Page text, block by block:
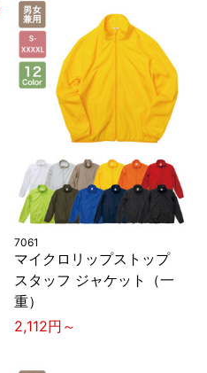
7061
マイクロリップストップ
スタッフ ジャケット（一
重）
2,112円～